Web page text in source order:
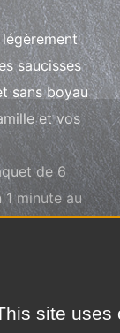
saucisses
sans boyau
et vos
de 6
minute au
3 minutes à
site uses